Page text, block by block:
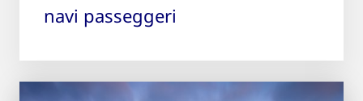
navi passeggeri